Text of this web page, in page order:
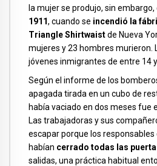
la mujer se produjo, sin embargo,
1911, cuando se incendió la
Triangle Shirtwaistde Nueva
mujeres y 23 hombres murieron.
jóvenes inmigrantes de entre 14 y
Según el informe de los
apagada tirada en un cubo de
había vaciado en dos meses fue
Las trabajadoras y sus
escapar porque los responsables
habían cerrado todas las
salidas, una práctica habitual